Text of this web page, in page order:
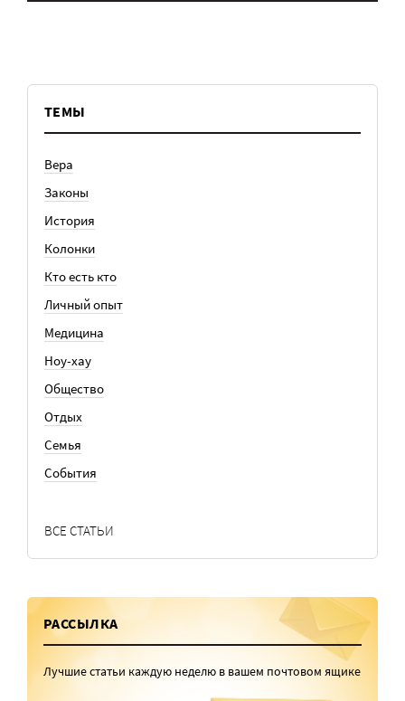
ТЕМЫ
Вера
Законы
История
Колонки
Кто есть кто
Личный опыт
Медицина
Ноу-хау
Общество
Отдых
Семья
События
ВСЕ СТАТЬИ
РАССЫЛКА
Лучшие статьи каждую неделю в вашем почтовом ящике